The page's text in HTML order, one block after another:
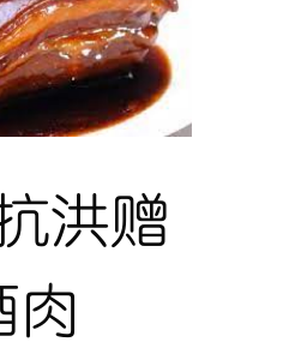
洪赠
肉